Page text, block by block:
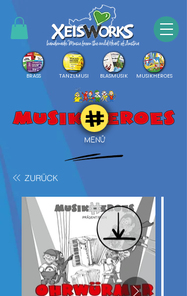
BRASS TANZLMUSI BLASMUSIK MUSIKHEROES
MENÜ
ZURÜCK